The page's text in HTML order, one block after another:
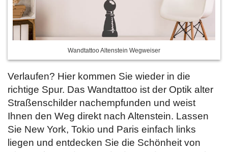
Wandtattoo Altenstein Wegweiser
Verlaufen? Hier kommen Sie wieder in die
richtige Spur. Das Wandtattoo ist der Optik alter
Straßenschilder nachempfunden und weist
Ihnen den Weg direkt nach Altenstein. Lassen
Sie New York, Tokio und Paris einfach links
liegen und entdecken Sie die Schönheit von